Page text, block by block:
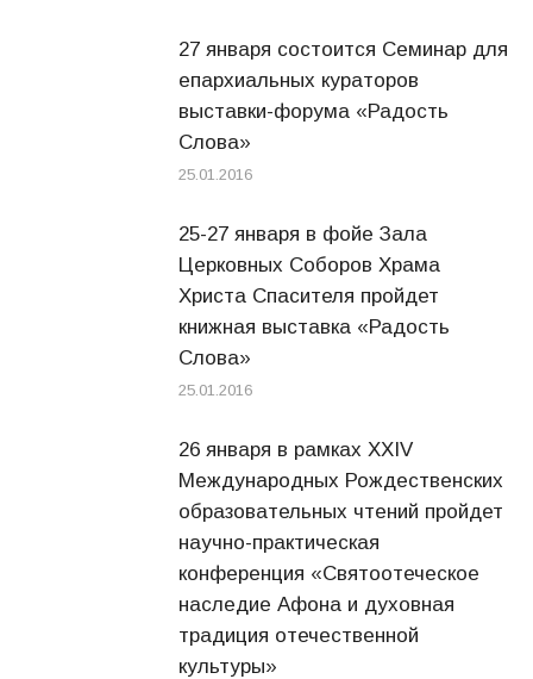
27 января состоится Семинар для
епархиальных кураторов
выставки-форума «Радость
Слова»
25.01.2016
25-27 января в фойе Зала
Церковных Соборов Храма
Христа Спасителя пройдет
книжная выставка «Радость
Слова»
25.01.2016
26 января в рамках XXIV
Международных Рождественских
образовательных чтений пройдет
научно-практическая
конференция «Святоотеческое
наследие Афона и духовная
традиция отечественной
культуры»